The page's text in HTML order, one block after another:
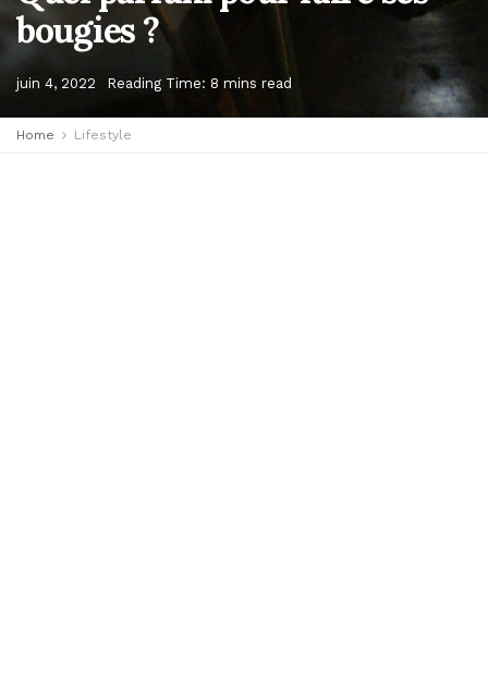
bougies ?
juin 4, 2022 Reading Time: 8 mins read
Home Lifestyle